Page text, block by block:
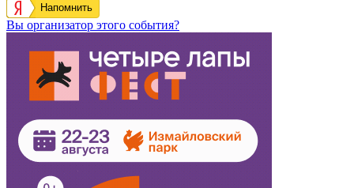
Напомнить
Вы организатор этого события?